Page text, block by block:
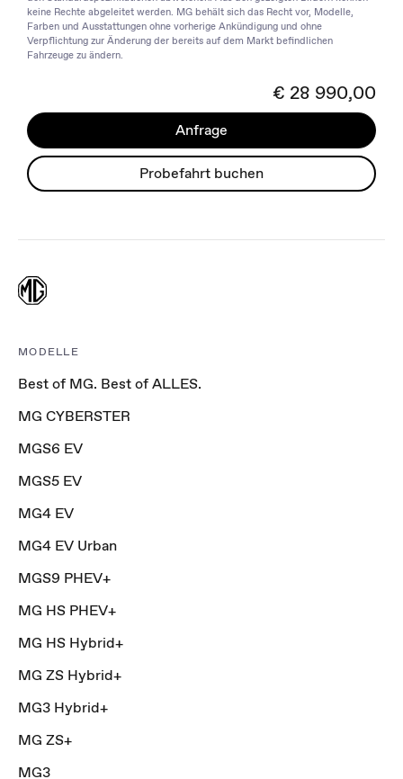
keine Rechte abgeleitet werden. MG behält sich das Recht vor, Modelle,
Farben und Ausstattungen ohne vorherige Ankündigung und ohne
Verpflichtung zur Änderung der bereits auf dem Markt befindlichen
Fahrzeuge zu ändern.
€ 28 990,00
Anfrage
Probefahrt buchen
MODELLE
Best of MG. Best of ALLES.
MG CYBERSTER
MGS6 EV
MGS5 EV
MG4 EV
MG4 EV Urban
MGS9 PHEV+
MG HS PHEV+
MG HS Hybrid+
MG ZS Hybrid+
MG3 Hybrid+
MG ZS+
MG3